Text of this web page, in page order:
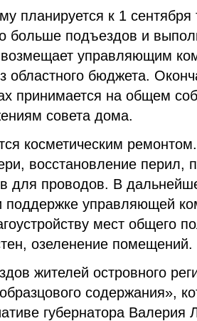
планируется к 1 сентября
больше подъездов и
возмещает управляющим
областного бюджета.
принимается на общем
совета дома.
косметическим
восстановление перил,
для проводов. В
поддержке управляющей
мест общего
озеленение помещений.
жителей островного
содержания»,
губернатора Валерия